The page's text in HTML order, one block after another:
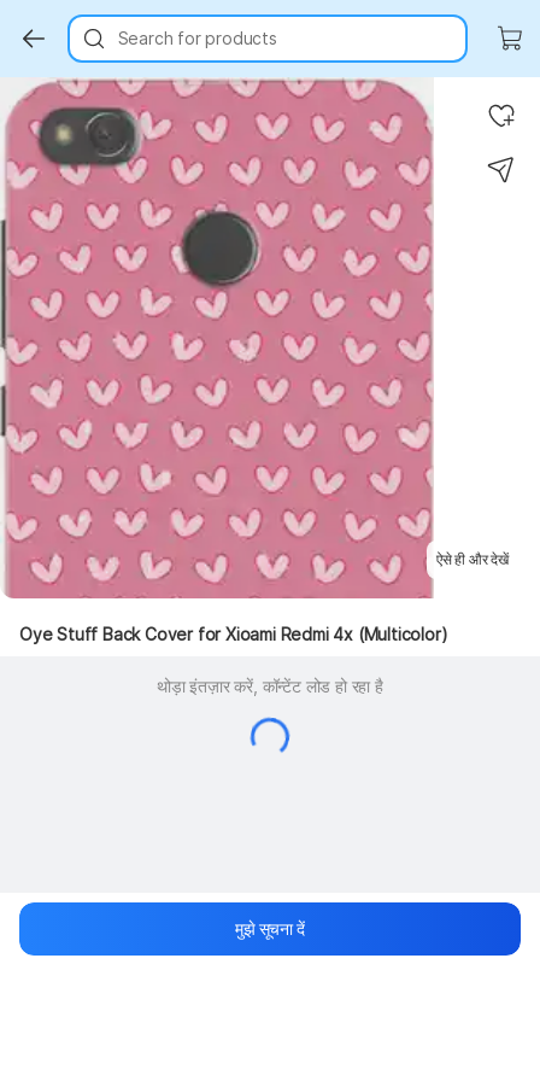
Search for products
Key Highlights
ऐसे ही और देखें
Oye Stuff Back Cover for Xioami Redmi 4x (Multicolor)
थोड़ा इंतज़ार करें, कॉन्टेंट लोड हो रहा है
मुझे सूचना दें